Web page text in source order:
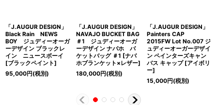
「J.AUGUR DESIGN」
Black Rain NEWS
BOY ジュディーオーガ
ーデザイン ブラックレ
イン ニュースボーイ
[ブラックペイント]
95,000円(税別)
「J.AUGUR DESIGN」
NAVAJO BUCKET BAG
＃1 ジュディーオーガ
ーデザイン ナバホ バ
ケットバッグ ＃1 [ナバ
ホブランケット×レザー]
180,000円(税別)
「J.AUGUR DESIGN」
Painters CAP
2015FW Lot No.007 ジ
ュディーオーガーデザイ
ン ペインターズキャン
バス キャップ [アイボリ
ー]
15,000円(税別)